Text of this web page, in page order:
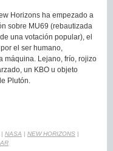
Horizons ha empezado a
sobre MU69 (rebautizada
una votación popular), el
el ser humano,
máquina. Lejano, frío, rojizo
un KBO u objeto
Plutón.
| NASA | NEW HORIZONS |